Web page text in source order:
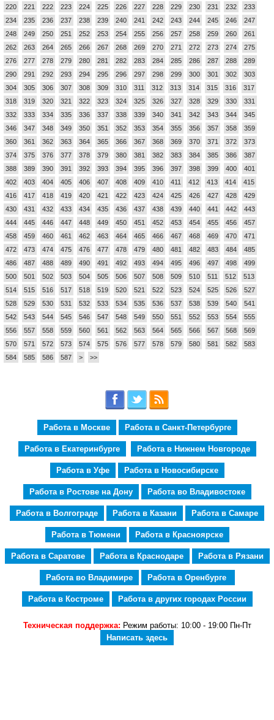
220
221 222 223 224 225 226 227 228 229 230 231 232
233
234
235 236 237 238 239 240 241 242 243 244 245 246
247
248
249 250 251 252 253 254 255 256 257 258 259 260
261
262
263 264 265 266 267 268 269 270 271 272 273 274
275
276
277 278 279 280 281 282 283 284 285 286 287 288
289
290
291 292 293 294 295 296 297 298 299 300 301 302
303
304
305 306 307 308 309 310 311 312 313 314 315 316
317
318
319 320 321 322 323 324 325 326 327 328 329 330
331
332
333 334 335 336 337 338 339 340 341 342 343 344
345
346
347 348 349 350 351 352 353 354 355 356 357 358
359
360
361 362 363 364 365 366 367 368 369 370 371 372
373
374
375 376 377 378 379 380 381 382 383 384 385 386
387
388
389 390 391 392 393 394 395 396 397 398 399 400
401
402
403 404 405 406 407 408 409 410 411 412 413 414
415
416
417 418 419 420 421 422 423 424 425 426 427 428
429
430
431 432 433 434 435 436 437 438 439 440 441 442
443
444
445 446 447 448 449 450 451 452 453 454 455 456
457
458
459 460 461 462 463 464 465 466 467 468 469 470
471
472
473 474 475 476 477 478 479 480 481 482 483 484
485
486
487 488 489 490 491 492 493 494 495 496 497 498
499
500
501 502 503 504 505 506 507 508 509 510 511 512
513
514
515 516 517 518 519 520 521 522 523 524 525 526
527
528
529 530 531 532 533 534 535 536 537 538 539 540
541
542
543 544 545 546 547 548 549 550 551 552 553 554
555
556
557 558 559 560 561 562 563 564 565 566 567 568
569
570
571 572 573 574 575 576 577 578 579 580 581 582
583
584
585 586 587 > >>
Работа в Москве Работа в Санкт-Петербурге
Работа в Екатеринбурге Работа в Нижнем Новгороде
Работа в Уфе Работа в Новосибирске
Работа в Ростове на Дону Работа во Владивостоке
Работа в Волгограде Работа в Казани Работа в Самаре
Работа в Тюмени Работа в Красноярске
Работа в Саратове Работа в Краснодаре Работа в Рязани
Работа во Владимире Работа в Оренбурге
Работа в Костроме Работа в других городах России
Техническая поддержка: Режим работы: 10:00 - 19:00 Пн-Пт
Написать здесь